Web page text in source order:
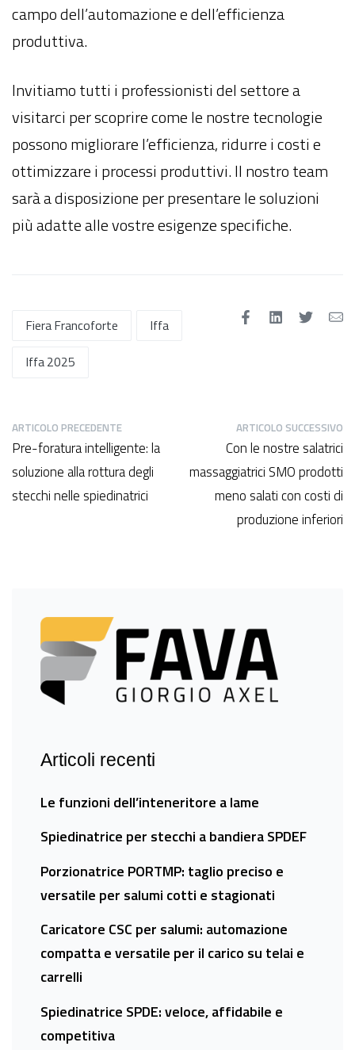
campo dell’automazione e dell’efficienza
produttiva.
Invitiamo tutti i professionisti del settore a
visitarci per scoprire come le nostre tecnologie
possono migliorare l’efficienza, ridurre i costi e
ottimizzare i processi produttivi. Il nostro team
sarà a disposizione per presentare le soluzioni
più adatte alle vostre esigenze specifiche.​
Fiera Francoforte
Iffa
Iffa 2025
ARTICOLO PRECEDENTE
Pre-foratura intelligente: la
soluzione alla rottura degli
stecchi nelle spiedinatrici
ARTICOLO SUCCESSIVO
Con le nostre salatrici
massaggiatrici SMO prodotti
meno salati con costi di
produzione inferiori
Articoli recenti
Le funzioni dell’inteneritore a lame
Spiedinatrice per stecchi a bandiera SPDEF
Porzionatrice PORTMP: taglio preciso e
versatile per salumi cotti e stagionati
Caricatore CSC per salumi: automazione
compatta e versatile per il carico su telai e
carrelli
Spiedinatrice SPDE: veloce, affidabile e
competitiva